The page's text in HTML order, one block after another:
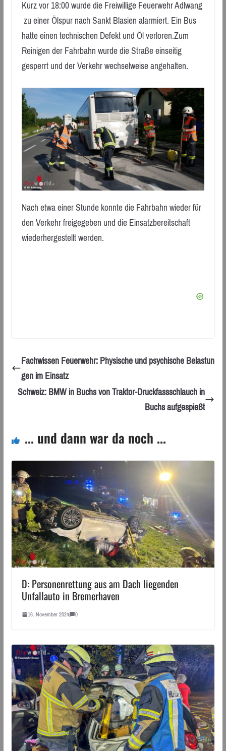
Kurz vor 18:00 wurde die Freiwillige Feuerwehr Adlwang
zu einer Ölspur nach Sankt Blasien alarmiert. Ein Bus
hatte einen technischen Defekt und Öl verloren.Zum
Reinigen der Fahrbahn wurde die Straße einseitig
gesperrt und der Verkehr wechselweise angehalten.
Nach etwa einer Stunde konnte die Fahrbahn wieder für
den Verkehr freigegeben und die Einsatzbereitschaft
wiederhergestellt werden.
Fachwissen Feuerwehr: Physische und psychische Belastun
gen im Einsatz
Schweiz: BMW in Buchs von Traktor-Druckfassschlauch in
Buchs aufgespießt
... und dann war da noch ...
D: Personenrettung aus am Dach liegenden
Unfallauto in Bremerhaven
16. November 2024 0